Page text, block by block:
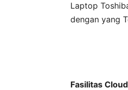
Laptop
dengan yang
Fasilitas